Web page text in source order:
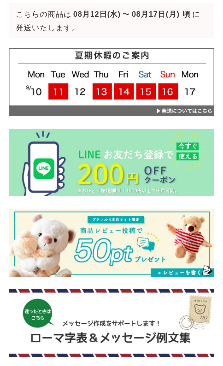
こちらの商品は 08月12日(水) 〜 08月17日(月) 頃 に
発送いたします。